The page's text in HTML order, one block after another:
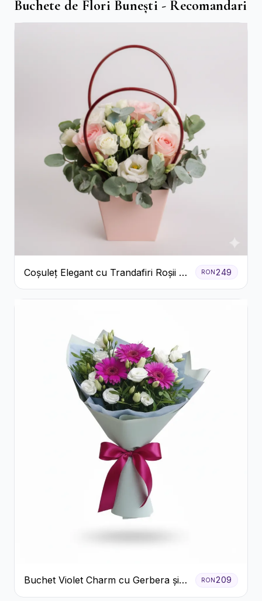
Buchete de Flori Bunești - Recomandari
Coșuleț Elegant cu Trandafiri Roșii și
Lisianthus Alb
RON249
Buchet Violet Charm cu Gerbera și
Lisianthus Alb
RON209